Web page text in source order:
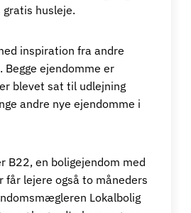
husleje.
inspiration fra andre
ejendomme er
blevet sat til udlejning
andre nye ejendomme i
B22, en boligejendom med
får lejere også to måneders
Lokalbolig